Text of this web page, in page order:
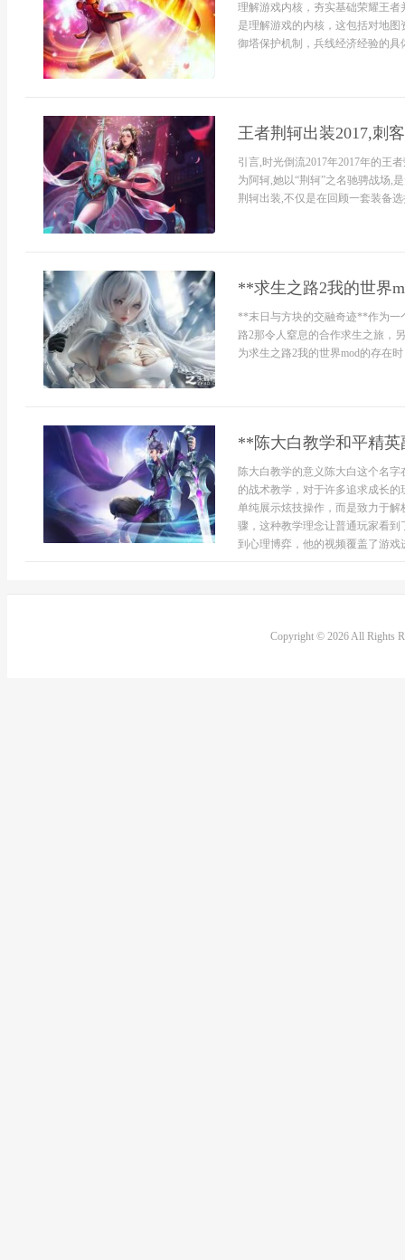
理解游戏内核，夯实基础荣耀王
是理解游戏的内核，这包括对地
御塔保护机制，兵线经济经验的具
王者荆轲出装2017,刺
引言,时光倒流2017年2017年的王
为阿轲,她以“荆轲”之名驰骋战场,
荆轲出装,不仅是在回顾一套装备
**求生之路2我的世界
**末日与方块的交融奇迹**作为一
路2那令人窒息的合作求生之旅，
为求生之路2我的世界mod的存在
**陈大白教学和平精
陈大白教学的意义陈大白这个名
的战术教学，对于许多追求成长
单纯展示炫技操作，而是致力于
骤，这种教学理念让普通玩家看
到心理博弈，他的视频覆盖了游戏
Copyright © 2026 All Rights